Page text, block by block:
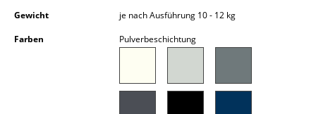
Stehleuchten & Leseleuchten
Gewicht
je nach Ausführung 10 - 12 kg
Farben
Pulverbeschichtung